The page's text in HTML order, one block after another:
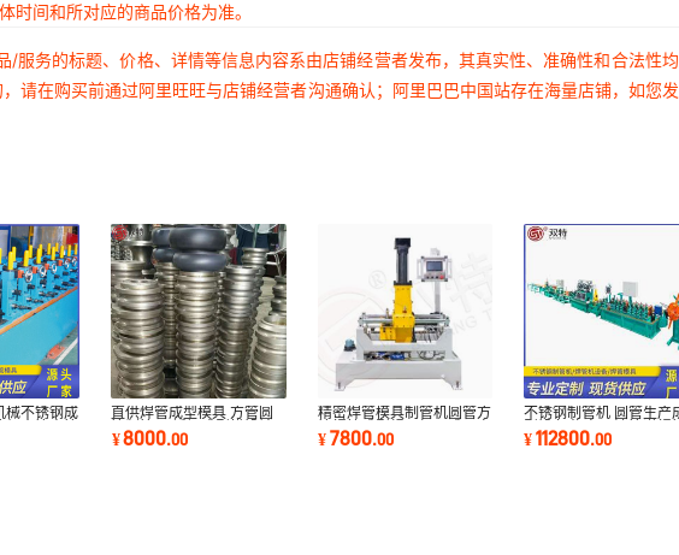
间和所对应的商品价格为准。
务的标题、价格、详情等信息内容系由店铺经营者发布，其真实性、准确性和合法性
在购买前通过阿里旺旺与店铺经营者沟通确认；阿里巴巴中国站存在海量店铺，如您
械不锈钢成
水管方管
直供焊管成型模具 方管圆
管制管 不锈钢成型模设计
移动式模具
¥8000.00
精密焊管模具制管机圆管方
管焊接成型辊压加工成品定
型不锈钢
¥7800.00
不锈钢制管机 圆管生产
型设备 汽车石油管道焊
设备厂家
¥112800.00